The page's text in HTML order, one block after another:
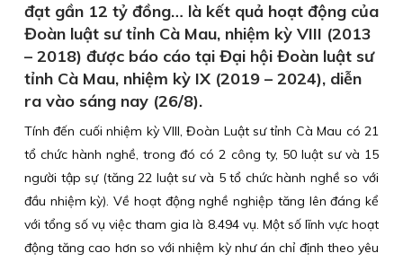
đạt gần 12 tỷ đồng… là kết quả hoạt động của
Đoàn luật sư tỉnh Cà Mau, nhiệm kỳ VIII (2013
– 2018) được báo cáo tại Đại hội Đoàn luật sư
tỉnh Cà Mau, nhiệm kỳ IX (2019 – 2024), diễn
ra vào sáng nay (26/8).
Tính đến cuối nhiệm kỳ VIII, Đoàn Luật sư tỉnh Cà Mau có 21
tổ chức hành nghề, trong đó có 2 công ty, 50 luật sư và 15
người tập sự (tăng 22 luật sư và 5 tổ chức hành nghề so với
đầu nhiệm kỳ). Về hoạt động nghề nghiệp tăng lên đáng kể
với tổng số vụ việc tham gia là 8.494 vụ. Một số lĩnh vực hoạt
động tăng cao hơn so với nhiệm kỳ như án chỉ định theo yêu